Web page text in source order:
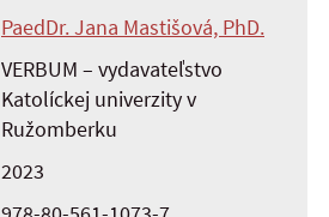
PaedDr. Jana Mastišová, PhD.
VERBUM – vydavateľstvo
Katolíckej univerzity v
Ružomberku
2023